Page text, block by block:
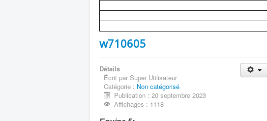
w710605
Détails
Écrit par Super Utilisateur
Catégorie : Non catégorisé
Publication : 20 septembre 2023
Affichages : 1118